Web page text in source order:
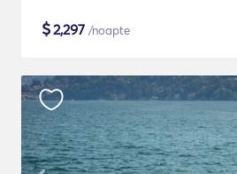
$2,297 /noapte